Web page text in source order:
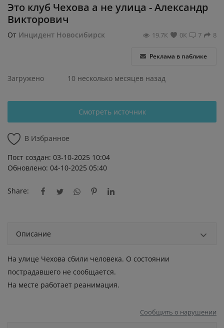
Это клуб Чехова а не улица - Александр
Викторович
От Инцидент Новосибирск 8
7
0К
19.7К
Реклама в паблике
Загружено 10 несколько месяцев назад
Смотреть источник
В Избранное
Пост создан: 03-10-2025 10:04
Обновлено: 04-10-2025 05:40
Share:
Описание
На улице Чехова сбили человека. О состоянии
пострадавшего не сообщается.
На месте работает реанимация.
Сообщить о нарушении